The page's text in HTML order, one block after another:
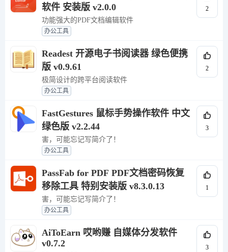
软件 安装版 v2.0.0
功能强大的PDF文档编辑软件
办公工具
2
Readest 开源电子书阅读器 绿色便携
版 v0.9.61
极简设计的跨平台阅读软件
办公工具
2
FastGestures 鼠标手势操作软件 中文
绿色版 v2.2.44
害，可能忘记写简介了！
办公工具
3
PassFab for PDF PDF文档密码恢复
移除工具 特别安装版 v8.3.0.13
害，可能忘记写简介了！
办公工具
1
AiToEarn 哎哟赚 自媒体分发软件
v0.7.2
3